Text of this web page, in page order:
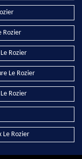
Rozier
Rozier
Le Rozier
Rozier
Le Rozier